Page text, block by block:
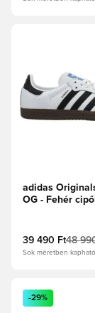
Megnyit egy
adidas
OG - Fehér
39 490 Ft48
Sok méretben kapható
Megnyit egy
-29%